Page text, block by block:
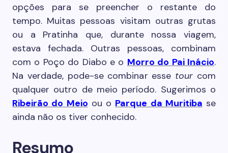
opções para se preencher o restante do
tempo. Muitas pessoas visitam outras grutas
ou a Pratinha que, durante nossa viagem,
estava fechada. Outras pessoas, combinam
com o Poço do Diabo e o Morro do Pai Inácio.
Na verdade, pode-se combinar esse tour com
qualquer outro de meio período. Sugerimos o
Ribeirão do Meio ou o Parque da Muritiba se
ainda não os tiver conhecido.
Resumo